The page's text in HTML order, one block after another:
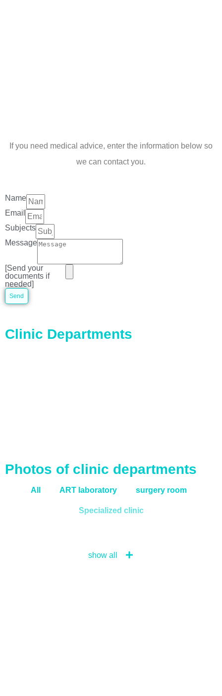
If you need medical advice, enter the information below so
we can contact you.
Name
Email
Subjects
Message
[Send your
documents if
needed]
Send
Clinic Departments
Photos of clinic departments
All ART laboratory surgery room
Specialized clinic
show all